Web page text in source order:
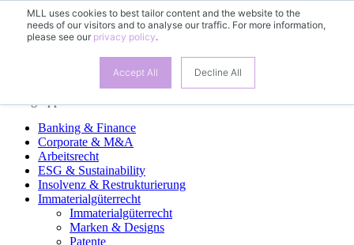
MLL uses cookies to best tailor content and the website to the
needs of our visitors and to analyse our traffic. For more information,
please see our privacy policy.
Accept All Decline All
FRES
Banking & Finance
Corporate & M&A
Arbeitsrecht
ESG & Sustainability
Insolvenz & Restrukturierung
Immaterialgüterrecht
Immaterialgüterrecht
Marken & Designs
Patente